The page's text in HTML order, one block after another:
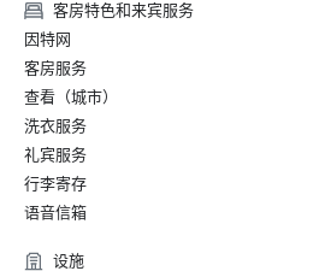
客房特色和来宾服务
因特网
客房服务
查看（城市）
洗衣服务
礼宾服务
行李寄存
语音信箱
设施